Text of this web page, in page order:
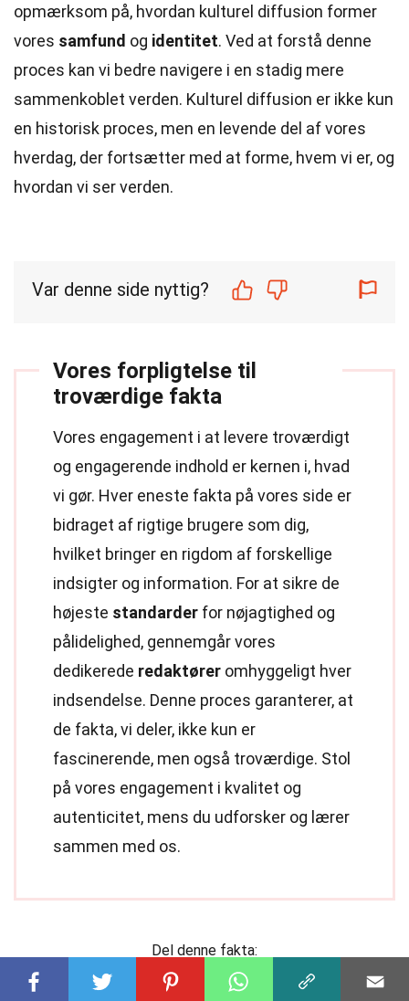
opmærksom på, hvordan kulturel diffusion former
vores samfund og identitet. Ved at forstå denne
proces kan vi bedre navigere i en stadig mere
sammenkoblet verden. Kulturel diffusion er ikke kun
en historisk proces, men en levende del af vores
hverdag, der fortsætter med at forme, hvem vi er, og
hvordan vi ser verden.
Var denne side nyttig?
Vores forpligtelse til
troværdige fakta
Vores engagement i at levere troværdigt
og engagerende indhold er kernen i, hvad
vi gør. Hver eneste fakta på vores side er
bidraget af rigtige brugere som dig,
hvilket bringer en rigdom af forskellige
indsigter og information. For at sikre de
højeste standarder for nøjagtighed og
pålidelighed, gennemgår vores
dedikerede redaktører omhyggeligt hver
indsendelse. Denne proces garanterer, at
de fakta, vi deler, ikke kun er
fascinerende, men også troværdige. Stol
på vores engagement i kvalitet og
autenticitet, mens du udforsker og lærer
sammen med os.
Del denne fakta: